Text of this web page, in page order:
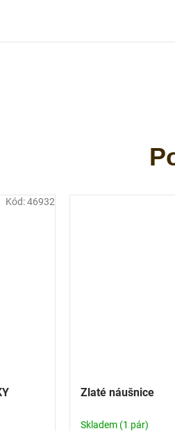
Kód:46932
Zlaté náušnice
Skladem (1 pár)